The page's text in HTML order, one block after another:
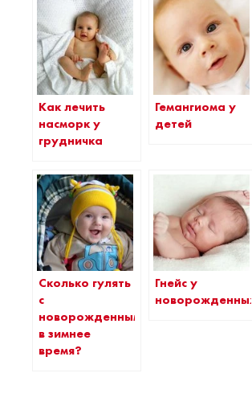
Как лечить
насморк у
грудничка
Гемангиома у
детей
Сколько гулять
с
новорожденным
в зимнее
время?
Гнейс у
новорожденных